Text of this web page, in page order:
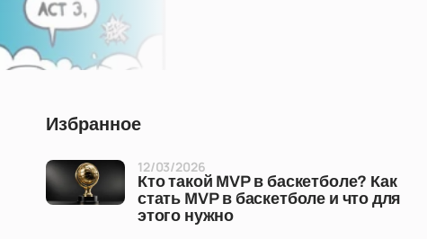
Избранное
Кто такой MVP в баскетболе? Как
стать MVP в баскетболе и что для
этого нужно
12/03/2026